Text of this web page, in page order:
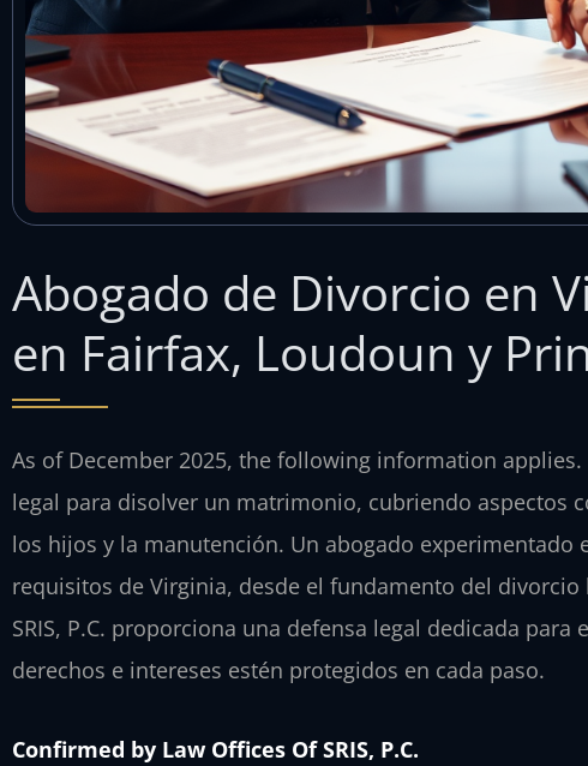
Abogado de Divorcio en
en Fairfax, Loudoun y
As of December 2025, the following information
legal para disolver un matrimonio, cubriendo aspectos
los hijos y la manutención. Un abogado experimentado
requisitos de Virginia, desde el fundamento del
SRIS, P.C. proporciona una defensa legal dedicada
derechos e intereses estén protegidos en cada paso.
Confirmed by Law Offices Of SRIS, P.C.